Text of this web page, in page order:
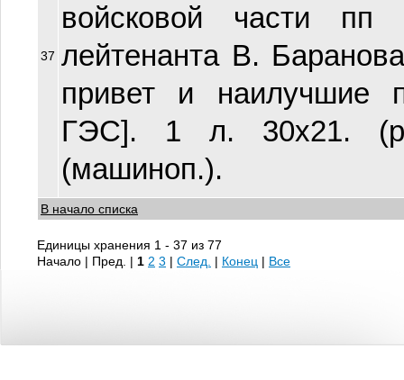
37
войсковой части пп
лейтенанта В.
привет и наилучшие
ГЭС]. 1 л. 30х21.
(машиноп.).
В начало списка
Единицы хранения 1 - 37 из 77
Начало | Пред. | 1 2 3 | След. | Конец | Все